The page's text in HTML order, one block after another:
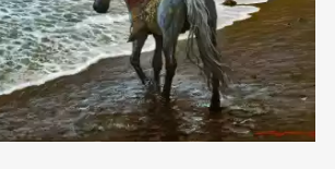
spb.rakovgallery.ru